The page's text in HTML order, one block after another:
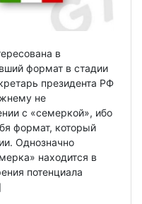
в
формат в стадии
президента РФ
не
с «семеркой», ибо
формат, который
Однозначно
находится в
потенциала